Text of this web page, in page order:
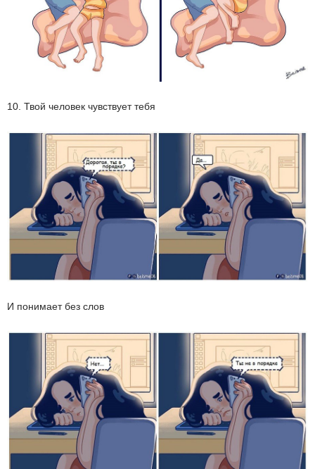
10. Твой человек чувствует тебя
И понимает без слов